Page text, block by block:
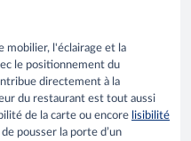
mobilier, l'éclairage et la
le positionnement du
directement à la
du restaurant est tout aussi
de la carte ou encore lisibilité
pousser la porte d’un